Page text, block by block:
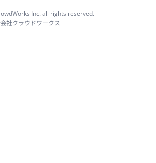
Inc. all rights reserved.
社クラウドワークス